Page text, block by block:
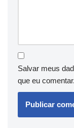
Salvar meus
que eu comentar.